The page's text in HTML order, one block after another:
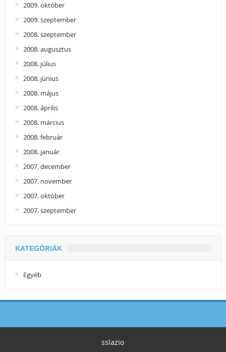
2009. október
2009. szeptember
2008. szeptember
2008. augusztus
2008. július
2008. június
2008. május
2008. április
2008. március
2008. február
2008. január
2007. december
2007. november
2007. október
2007. szeptember
KATEGÓRIÁK
Egyéb
sslazio